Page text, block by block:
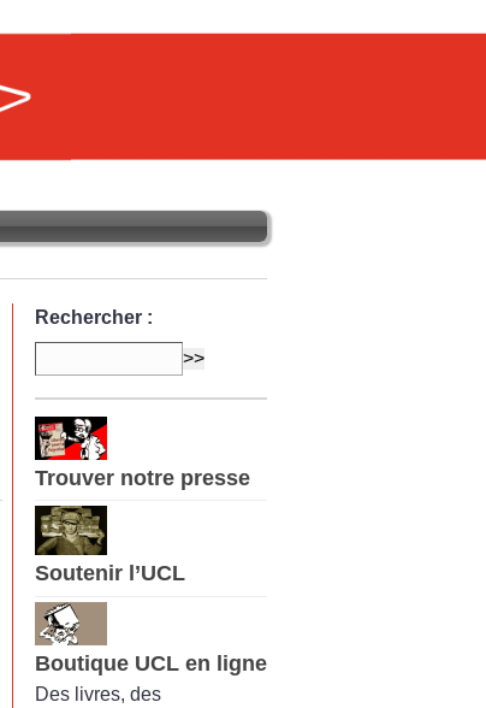
Rechercher :
Trouver notre presse
Soutenir l’UCL
Boutique UCL en ligne
Des livres, des